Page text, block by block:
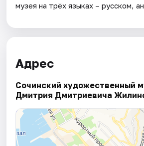
музея на трёх языках – русском,
Адрес
Сочинский художественный
Дмитрия Дмитриевича